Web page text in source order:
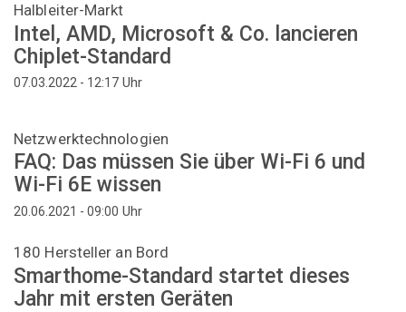
Halbleiter-Markt
Intel, AMD, Microsoft & Co. lancieren
Chiplet-Standard
07.03.2022 - 12:17 Uhr
Netzwerktechnologien
FAQ: Das müssen Sie über Wi-Fi 6 und
Wi-Fi 6E wissen
20.06.2021 - 09:00 Uhr
180 Hersteller an Bord
Smarthome-Standard startet dieses
Jahr mit ersten Geräten